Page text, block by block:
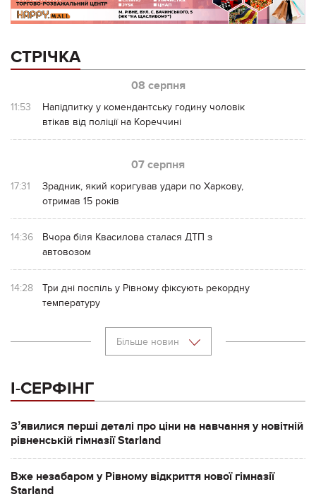
СТРІЧКА
08 серпня
11:53
Напідпитку у комендантську годину чоловік
втікав від поліції на Кореччині
07 серпня
17:31
Зрадник, який коригував удари по Харкову,
отримав 15 років
14:36
Вчора біля Квасилова сталася ДТП з
автовозом
14:28
Три дні поспіль у Рівному фіксують рекордну
температуру
Більше новин
І-СЕРФІНГ
Зʼявилися перші деталі про ціни на навчання у новітній
рівненській гімназії Starland
Вже незабаром у Рівному відкриття нової гімназії
Starland